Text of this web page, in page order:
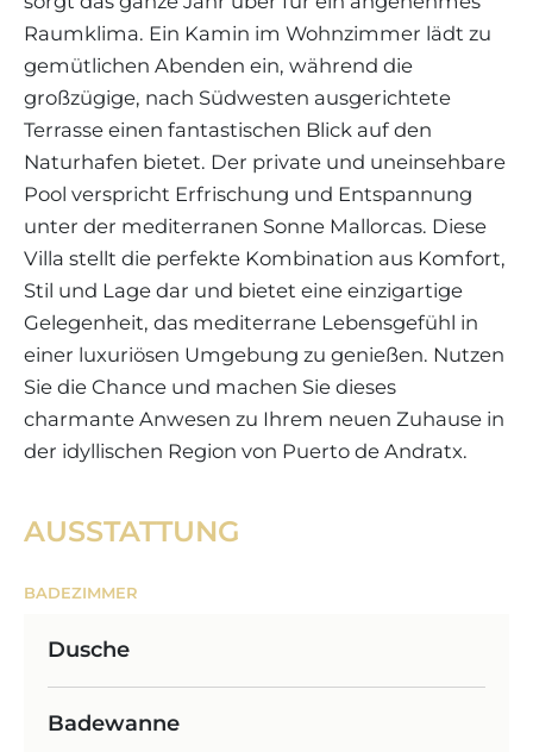
Raumklima. Ein Kamin im Wohnzimmer lädt zu
gemütlichen Abenden ein, während die
großzügige, nach Südwesten ausgerichtete
Terrasse einen fantastischen Blick auf den
Naturhafen bietet. Der private und uneinsehbare
Pool verspricht Erfrischung und Entspannung
unter der mediterranen Sonne Mallorcas. Diese
Villa stellt die perfekte Kombination aus Komfort,
Stil und Lage dar und bietet eine einzigartige
Gelegenheit, das mediterrane Lebensgefühl in
einer luxuriösen Umgebung zu genießen. Nutzen
Sie die Chance und machen Sie dieses
charmante Anwesen zu Ihrem neuen Zuhause in
der idyllischen Region von Puerto de Andratx.
AUSSTATTUNG
BADEZIMMER
Dusche
Badewanne